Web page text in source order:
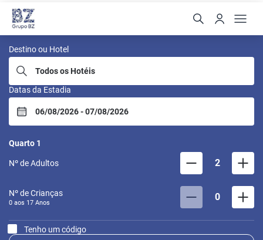
BZ Buzios
Destino ou Hotel
Datas da Estadia
Quarto 1
Nº de Adultos 2
Nº de Crianças
0 aos 17 Anos 0
Tenho um código